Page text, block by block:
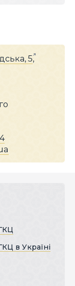
5,
в Україні